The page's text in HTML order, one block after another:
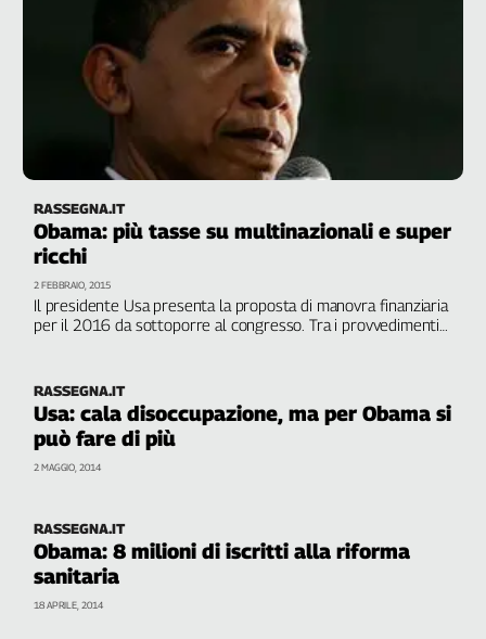
Sassolino
Linea
Economica
Tech
Easy
Idea
Diffusa
InFlai
tv
Work
Progress
RASSEGNA.IT
Obama: più tasse su multinazionali e super
ricchi
Il presidente Usa presenta la proposta di manovra finanziaria
per il 2016 da sottoporre al congresso. Tra i provvedimenti
guadagni all'estero
2 FEBBRAIO, 2015
RASSEGNA.IT
Usa: cala disoccupazione, ma per Obama si
può fare di più
2 MAGGIO, 2014
RASSEGNA.IT
Obama: 8 milioni di iscritti alla riforma
sanitaria
18 APRILE, 2014